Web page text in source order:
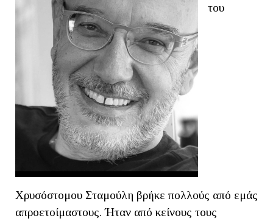
του
Χρυσόστoμου Σταμούλη βρήκε πολλούς από εμάς
απροετοίμαστους. Ήταν από κείνους τους